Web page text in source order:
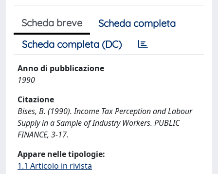
Scheda breve
Scheda completa
Scheda completa (DC)
Anno di pubblicazione
1990
Citazione
Bises, B. (1990). Income Tax Perception and Labour
Supply in a Sample of Industry Workers. PUBLIC
FINANCE, 3-17.
Appare nelle tipologie:
1.1 Articolo in rivista